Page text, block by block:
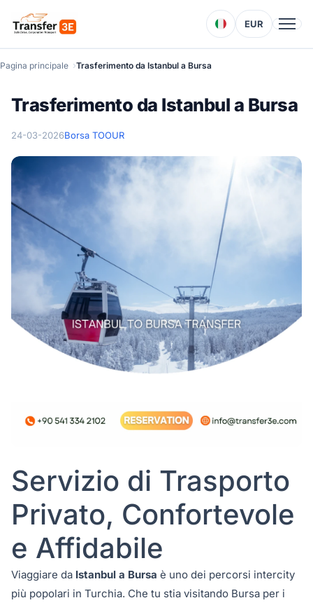
EUR
Pagina principale Trasferimento da Istanbul a Bursa
Trasferimento da Istanbul a Bursa
24-03-2026Borsa TOOUR
Servizio di Trasporto
Privato, Confortevole
e Affidabile
Viaggiare da Istanbul a Bursa è uno dei percorsi intercity
più popolari in Turchia. Che tu stia visitando Bursa per i